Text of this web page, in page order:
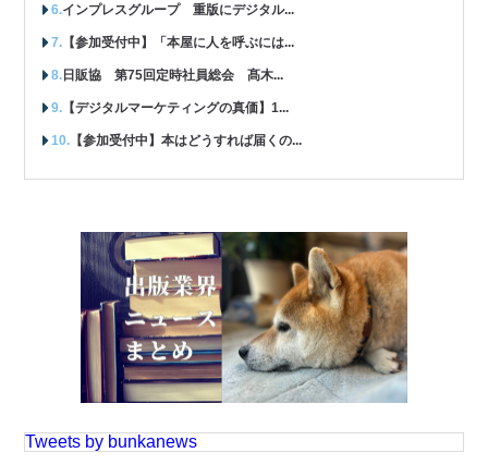
インプレスグループ 重版にデジタル...
【参加受付中】「本屋に人を呼ぶには...
日販協 第75回定時社員総会 髙木...
【デジタルマーケティングの真価】1...
【参加受付中】本はどうすれば届くの...
Tweets by bunkanews